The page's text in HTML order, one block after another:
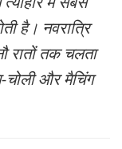
है। नवरात्रि
रातों तक चलता
चोली और मैचिंग